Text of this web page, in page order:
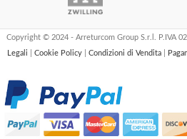
Copyright © 2024 - Arreturcom Group S.r.l. P.IVA
Legali
Cookie Policy Condizioni di Vendita